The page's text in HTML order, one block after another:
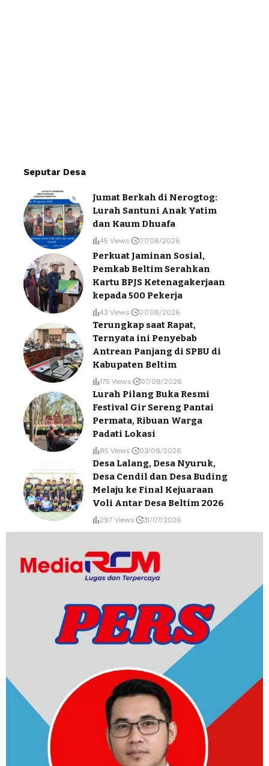
Seputar Desa
Jumat Berkah di Nerogtog:
Lurah Santuni Anak Yatim
dan Kaum Dhuafa
45 Views 07/08/2026
Perkuat Jaminan Sosial,
Pemkab Beltim Serahkan
Kartu BPJS Ketenagakerjaan
kepada 500 Pekerja
43 Views 07/08/2026
Terungkap saat Rapat,
Ternyata ini Penyebab
Antrean Panjang di SPBU di
Kabupaten Beltim
175 Views 07/08/2026
Lurah Pilang Buka Resmi
Festival Gir Sereng Pantai
Permata, Ribuan Warga
Padati Lokasi
85 Views 03/08/2026
Desa Lalang, Desa Nyuruk,
Desa Cendil dan Desa Buding
Melaju ke Final Kejuaraan
Voli Antar Desa Beltim 2026
297 Views 31/07/2026